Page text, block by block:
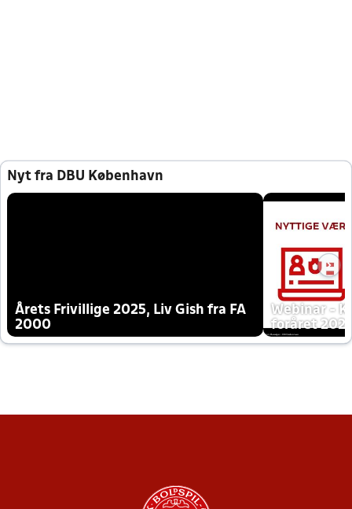
Nyt fra DBU København
Årets Frivillige 2025, Liv Gish fra FA
2000
Webinar -
foråret